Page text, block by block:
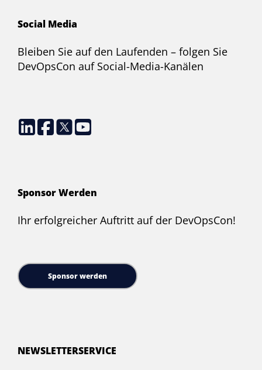
Social Media
Bleiben Sie auf den Laufenden – folgen Sie
DevOpsCon auf Social-Media-Kanälen
Sponsor Werden
Ihr erfolgreicher Auftritt auf der DevOpsCon!
Sponsor werden
NEWSLETTERSERVICE